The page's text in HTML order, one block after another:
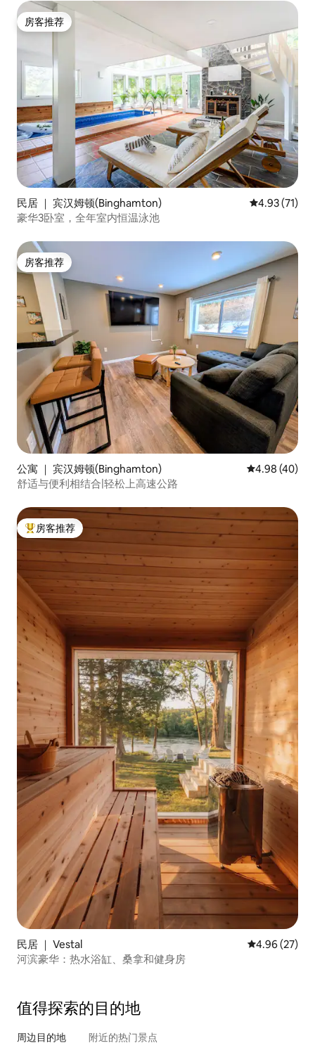
房客推荐
房客推荐
民居 ｜ 宾汉姆顿(Binghamton) 平均评分
4.93 (71)
豪华3卧室，全年室内恒温泳池
房客推荐
房客推荐
公寓 ｜ 宾汉姆顿(Binghamton) 平均评分
4.98 (40)
舒适与便利相结合|轻松上高速公路
热门「房客推荐」
房客推荐
民居 ｜ Vestal 平均评分
4.96 (27)
河滨豪华：热水浴缸、桑拿和健身房
值得探索的目的地
周边目的地 附近的热门景点